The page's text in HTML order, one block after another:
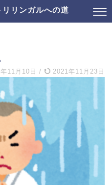
リンガルへの道
11月10日 / 2021年11月23日